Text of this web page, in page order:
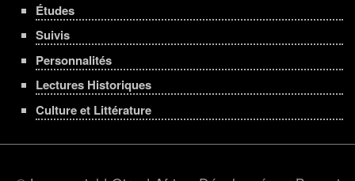
Études
Suivis
Personnalités
Lectures Historiques
Culture et Littérature